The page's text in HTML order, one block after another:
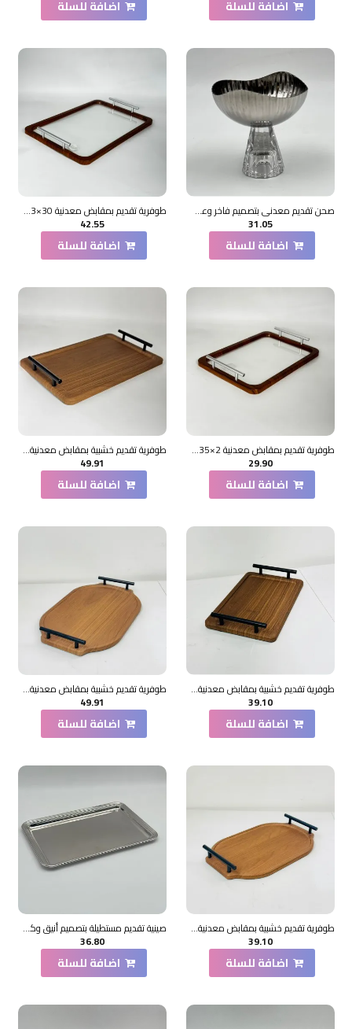
اضافة للسلة اضافة للسلة
صحن تقديم معدني بتصميم فاخر وعصري11×10×10سم
31.05
اضافة للسلة
طوفرية تقديم بمقابض معدنية 30×43×2سم
42.55
اضافة للسلة
طوفرية تقديم بمقابض معدنية 2×35×25سم
29.90
اضافة للسلة
طوفرية تقديم خشبية بمقابض معدنية2×38×25سم
49.91
اضافة للسلة
طوفرية تقديم خشبية بمقابض معدنية1×20×31سم
39.10
اضافة للسلة
طوفرية تقديم خشبية بمقابض معدنية2×41×28سم
49.91
اضافة للسلة
طوفرية تقديم خشبية بمقابض معدنية2×23×36سم
39.10
اضافة للسلة
صينية تقديم مستطيلة بتصميم أنيق وكلاسيكي 35×23×2سم
36.80
اضافة للسلة